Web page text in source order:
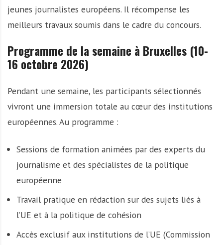
jeunes journalistes européens. Il récompense les
meilleurs travaux soumis dans le cadre du concours.
Programme de la semaine à Bruxelles (10-
16 octobre 2026)
Pendant une semaine, les participants sélectionnés
vivront une immersion totale au cœur des institutions
européennes. Au programme :
Sessions de formation animées par des experts du
journalisme et des spécialistes de la politique
européenne
Travail pratique en rédaction sur des sujets liés à
l’UE et à la politique de cohésion
Accès exclusif aux institutions de l’UE (Commission